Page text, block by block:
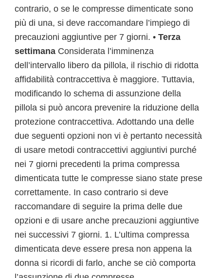
contrario, o se le compresse dimenticate sono
più di una, si deve raccomandare l’impiego di
precauzioni aggiuntive per 7 giorni. • Terza
settimana Considerata l’imminenza
dell’intervallo libero da pillola, il rischio di ridotta
affidabilità contraccettiva è maggiore. Tuttavia,
modificando lo schema di assunzione della
pillola si può ancora prevenire la riduzione della
protezione contraccettiva. Adottando una delle
due seguenti opzioni non vi è pertanto necessità
di usare metodi contraccettivi aggiuntivi purché
nei 7 giorni precedenti la prima compressa
dimenticata tutte le compresse siano state prese
correttamente. In caso contrario si deve
raccomandare di seguire la prima delle due
opzioni e di usare anche precauzioni aggiuntive
nei successivi 7 giorni. 1. L’ultima compressa
dimenticata deve essere presa non appena la
donna si ricordi di farlo, anche se ciò comporta